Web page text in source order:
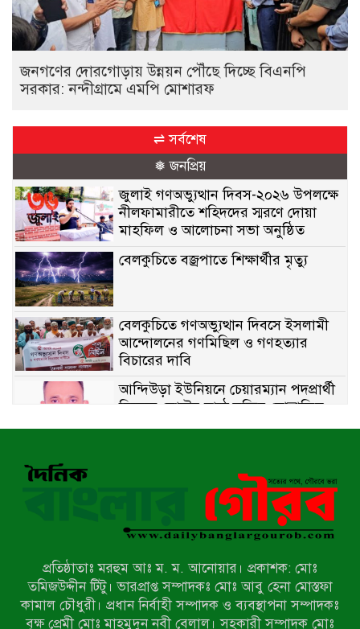
জনগণের দোরগোড়ায় উন্নয়ন পৌঁছে দিচ্ছে বিএনপি
সরকার: নন্দীগ্রামে এমপি মোশারফ
⇌ সর্বশেষ
❅ জনপ্রিয়
জুলাই গণঅভ্যুত্থান দিবস-২০২৬ উপলক্ষে
নীলফামারীতে শহিদদের স্মরণে দোয়া
মাহফিল ও আলোচনা সভা অনুষ্ঠিত
বেলকুচিতে বজ্রপাতে শিক্ষার্থীর মৃত্যু
বেলকুচিতে গণঅভ্যুত্থান দিবসে ইসলামী
আন্দোলনের গণমিছিল ও গণহত্যার
বিচারের দাবি
আন্দিউড়া ইউনিয়নে চেয়ারম্যান পদপ্রার্থী
হিসেবে ভোটের মাঠে সক্রিয় মোত্তাকিম
চৌধুরী
নওগাঁয় সন্ত্রাসী হামলায় বিএনপি নেতা
গুরুতর জখম
টেকনাফের পাহাড়ে র‍্যাবের অভিযান:
অপহৃত ৩ রোহিঙ্গা উদ্ধার, গ্রেপ্তার ১
প্রতিষ্ঠাতাঃ মরহুম আঃ ম. ম. আনোয়ার। প্রকাশক: মোঃ
তমিজউদ্দীন টিটু। ভারপ্রাপ্ত সম্পাদকঃ মোঃ আবু হেনা মোস্তফা
কামাল চৌধুরী। প্রধান নির্বাহী সম্পাদক ও ব্যবস্থাপনা সম্পাদকঃ
বৃক্ষ প্রেমী মোঃ মাহমুদুন নবী বেলাল। সহকারী সম্পাদক মোঃ